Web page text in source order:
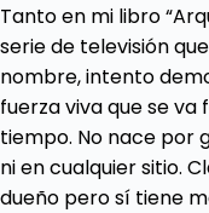
Tanto en mi libro
serie de televisión
nombre, intento
fuerza viva que se
tiempo. No nace por
ni en cualquier sitio.
dueño pero sí tiene